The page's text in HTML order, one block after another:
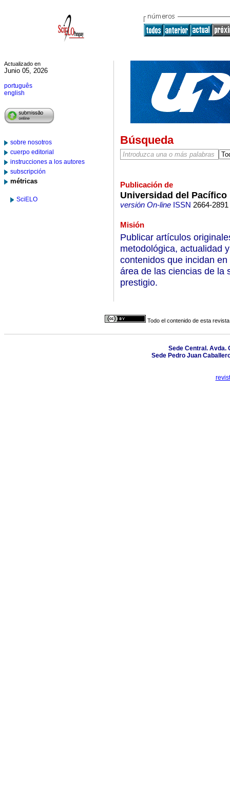
Actualizado en
Junio 05, 2026
português
english
sobre nosotros
cuerpo editorial
instrucciones a los autores
subscripción
métricas
SciELO
Búsqueda
Publicación de
Universidad del Pacífico
versión On-lineISSN 2664-2891
Misión
Publicar artículos
metodológica, actualidad
contenidos que incidan
área de las ciencias de la
prestigio.
Todo el contenido de esta
Sede Central. Avda.
Sede Pedro Juan